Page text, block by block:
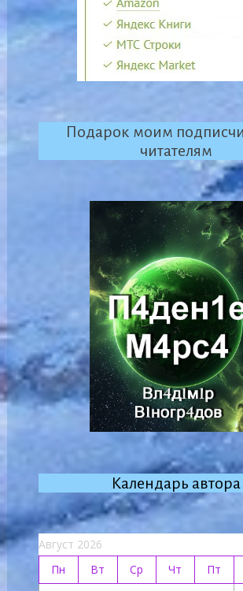
Подарок моим
читателям
Календарь автора
Август 2026
Пн
Вт Ср Чт Пт